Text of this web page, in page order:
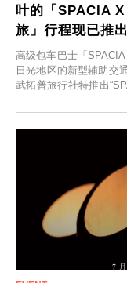
叶的「SPACIA
旅」行程现已推出
高级包车巴士「
日光地区的新型辅助交
武拓普旅行社特推出